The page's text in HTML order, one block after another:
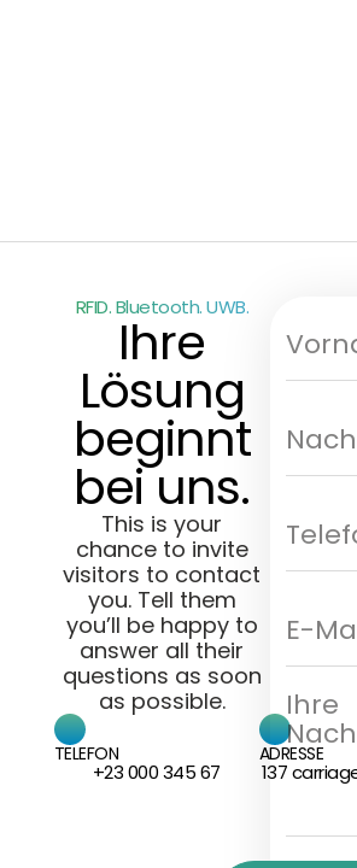
RFID. Bluetooth. UWB.
Ihre
Lösung
beginnt
bei uns.
This is your
chance to invite
visitors to contact
you. Tell them
you’ll be happy to
answer all their
questions as soon
as possible.
TELEFON
+23 000 345 67
ADRESSE
137